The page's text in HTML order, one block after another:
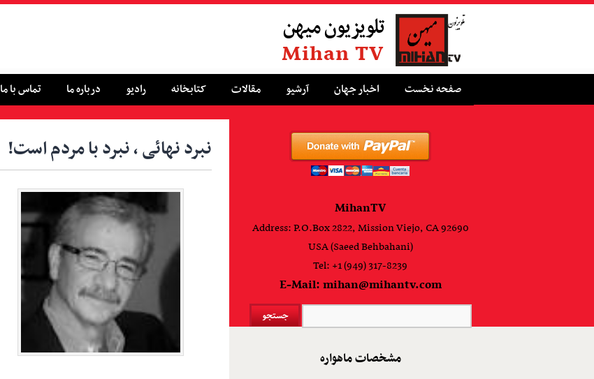
تلویزیون میهن
Mihan TV
صفحه نخست اخبار جهان آرشیو مقالات کتابخانه رادیو درباره ما تماس با ما
نبرد نهائی ، نبرد با مردم است!
MihanTV
Address: P.O.Box 2822, Mission Viejo, CA 92690
USA (Saeed Behbahani)
Tel: +1 (949) 317-8239
E-Mail: mihan@mihantv.com
مشخصات ماهواره